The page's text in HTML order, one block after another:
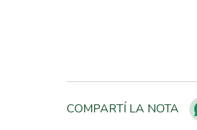
COMPARTÍ LA NOTA